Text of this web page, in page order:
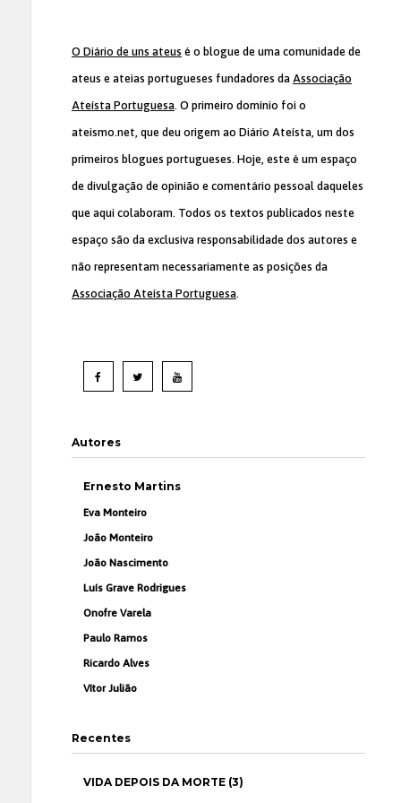
O Diário de uns ateus é o blogue de uma comunidade de
ateus e ateias portugueses fundadores da Associação
Ateísta Portuguesa. O primeiro domínio foi o
ateismo.net, que deu origem ao Diário Ateísta, um dos
primeiros blogues portugueses. Hoje, este é um espaço
de divulgação de opinião e comentário pessoal daqueles
que aqui colaboram. Todos os textos publicados neste
espaço são da exclusiva responsabilidade dos autores e
não representam necessariamente as posições da
Associação Ateísta Portuguesa.
Autores
Ernesto Martins
Eva Monteiro
João Monteiro
João Nascimento
Luís Grave Rodrigues
Onofre Varela
Paulo Ramos
Ricardo Alves
Vítor Julião
Recentes
VIDA DEPOIS DA MORTE (3)